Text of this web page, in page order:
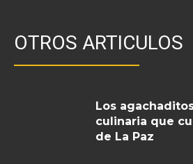
OTROS ARTICULOS
Los
culinaria que
de La Paz